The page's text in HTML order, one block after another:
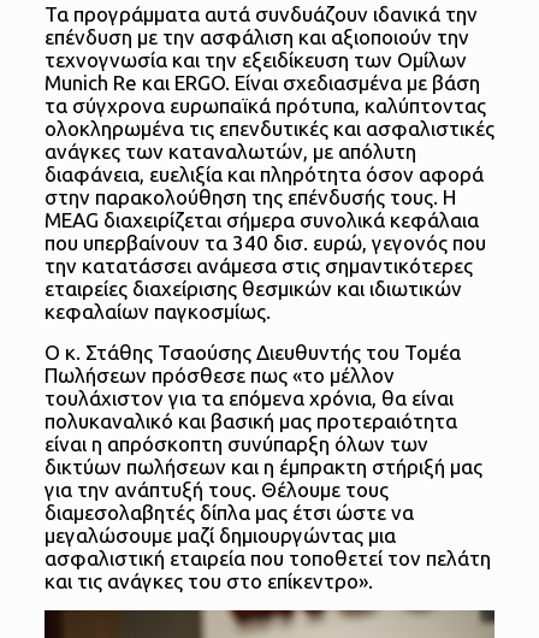
Τα προγράμματα αυτά συνδυάζουν ιδανικά την
επένδυση με την ασφάλιση και αξιοποιούν την
τεχνογνωσία και την εξειδίκευση των Ομίλων
Munich Re και ERGO. Είναι σχεδιασμένα με βάση
τα σύγχρονα ευρωπαϊκά πρότυπα, καλύπτοντας
ολοκληρωμένα τις επενδυτικές και ασφαλιστικές
ανάγκες των καταναλωτών, με απόλυτη
διαφάνεια, ευελιξία και πληρότητα όσον αφορά
στην παρακολούθηση της επένδυσής τους. Η
MEAG διαχειρίζεται σήμερα συνολικά κεφάλαια
που υπερβαίνουν τα 340 δισ. ευρώ, γεγονός που
την κατατάσσει ανάμεσα στις σημαντικότερες
εταιρείες διαχείρισης θεσμικών και ιδιωτικών
κεφαλαίων παγκοσμίως.
Ο κ. Στάθης Τσαούσης Διευθυντής του Τομέα
Πωλήσεων πρόσθεσε πως «το μέλλον
τουλάχιστον για τα επόμενα χρόνια, θα είναι
πολυκαναλικό και βασική μας προτεραιότητα
είναι η απρόσκοπτη συνύπαρξη όλων των
δικτύων πωλήσεων και η έμπρακτη στήριξή μας
για την ανάπτυξή τους. Θέλουμε τους
διαμεσολαβητές δίπλα μας έτσι ώστε να
μεγαλώσουμε μαζί δημιουργώντας μια
ασφαλιστική εταιρεία που τοποθετεί τον πελάτη
και τις ανάγκες του στο επίκεντρο».